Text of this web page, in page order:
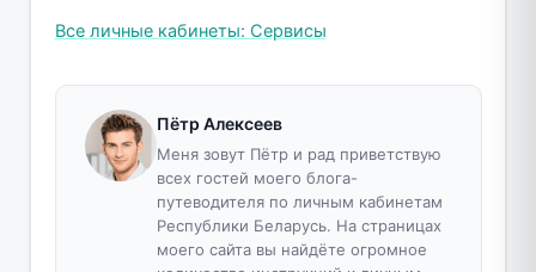
Все личные кабинеты: Сервисы
Пётр Алексеев
Меня зовут Пётр и рад приветствую
всех гостей моего блога-
путеводителя по личным кабинетам
Республики Беларусь. На страницах
моего сайта вы найдёте огромное